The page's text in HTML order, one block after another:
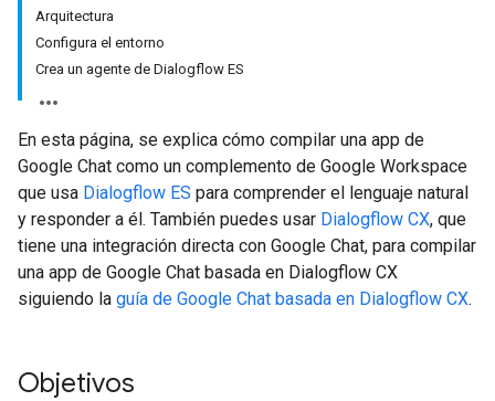
Arquitectura
Configura el entorno
Crea un agente de Dialogflow ES
En esta página, se explica cómo compilar una app de
Google Chat como un complemento de Google Workspace
que usa Dialogflow ES para comprender el lenguaje natural
y responder a él. También puedes usar Dialogflow CX, que
tiene una integración directa con Google Chat, para compilar
una app de Google Chat basada en Dialogflow CX
siguiendo la guía de Google Chat basada en Dialogflow CX.
Objetivos